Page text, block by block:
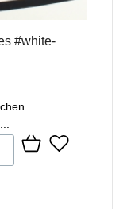
#white-